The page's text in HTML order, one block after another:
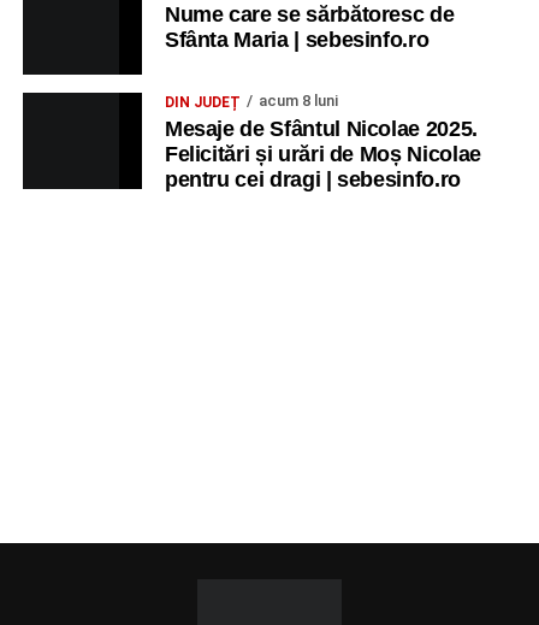
Nume care se sărbătoresc de
Sfânta Maria | sebesinfo.ro
DIN JUDEȚ acum 8 luni
Mesaje de Sfântul Nicolae 2025.
Felicitări și urări de Moș Nicolae
pentru cei dragi | sebesinfo.ro